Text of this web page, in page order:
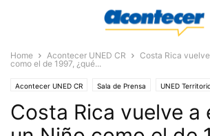
Home Acontecer UNED CR
Costa Rica
como el de 1997, ¿qué...
Acontecer UNED CR Sala de Prensa UNED
Costa Rica vuelve a